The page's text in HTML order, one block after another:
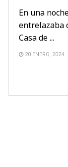
En una
entrelazaba
Casa de ...
20 ENERO, 2024